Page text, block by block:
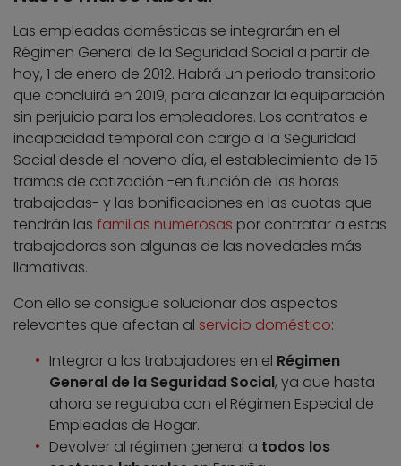
Las empleadas domésticas se integrarán en el
Régimen General de la Seguridad Social a partir de
hoy, 1 de enero de 2012. Habrá un periodo transitorio
que concluirá en 2019, para alcanzar la equiparación
sin perjuicio para los empleadores. Los contratos e
incapacidad temporal con cargo a la Seguridad
Social desde el noveno día, el establecimiento de 15
tramos de cotización -en función de las horas
trabajadas- y las bonificaciones en las cuotas que
tendrán las familias numerosas por contratar a estas
trabajadoras son algunas de las novedades más
llamativas.
Con ello se consigue solucionar dos aspectos
relevantes que afectan al servicio doméstico:
Integrar a los trabajadores en el Régimen
General de la Seguridad Social, ya que hasta
ahora se regulaba con el Régimen Especial de
Empleadas de Hogar.
Devolver al régimen general a todos los